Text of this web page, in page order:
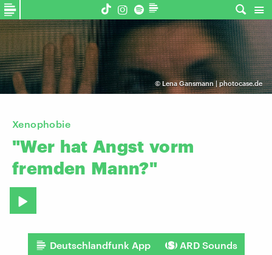
©Lena Gansmann | photocase.de
Xenophobie
"Wer hat Angst vorm
fremden Mann?"
Deutschlandfunk App ARD Sounds